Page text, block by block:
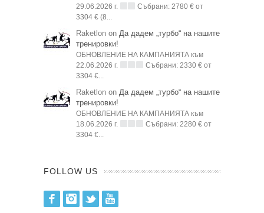
29.06.2026 г.
Събрани: 2780 € от
3304 € (8...
Raketlon on Да дадем „турбо“ на нашите
тренировки!
ОБНОВЛЕНИЕ НА КАМПАНИЯТА към
22.06.2026 г.
Събрани: 2330 € от
3304 €...
Raketlon on Да дадем „турбо“ на нашите
тренировки!
ОБНОВЛЕНИЕ НА КАМПАНИЯТА към
18.06.2026 г.
Събрани: 2280 € от
3304 €...
FOLLOW US
FacebookInstagram
Twitter